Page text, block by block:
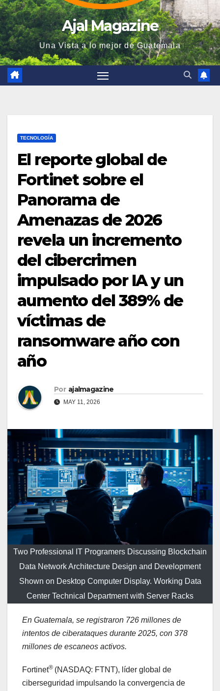
Ajal Magazine
Una Vista a lo mejor de Guatemala
TECNOLOGÍA
El reporte global de
Fortinet sobre el
Panorama de
Amenazas de 2026
revela un incremento
del cibercrimen
impulsado por IA y un
aumento del 389% de
víctimas de
ransomware año con
año
Por ajalmagazine
MAY 11, 2026
Two Professional IT Programers Discussing Blockchain
Data Network Architecture Design and Development
Shown on Desktop Computer Display. Working Data
Center Technical Department with Server Racks
En Guatemala, se registraron 726 millones de
intentos de ciberataques durante 2025, con 378
millones de escaneos activos.
Fortinet® (NASDAQ: FTNT), líder global de
ciberseguridad impulsando la convergencia de